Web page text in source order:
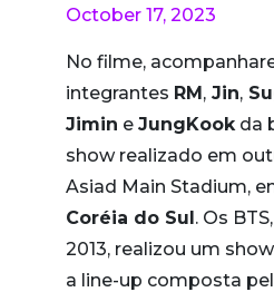
October 17, 2023
No filme,
integrantes RM, Jin,
Jimin e JungKook da
show realizado em
Asiad Main Stadium,
Coréia do Sul. Os
2013, realizou um
a line-up composta